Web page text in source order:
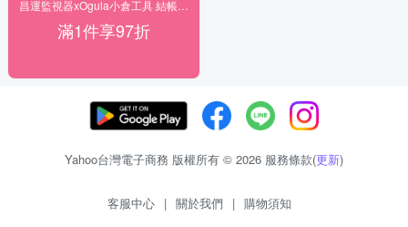
滿1件享97折
Yahoo台灣電子商務 版權所有 © 2026 服務條款(更新)
客服中心 | 關於我們 | 購物須知